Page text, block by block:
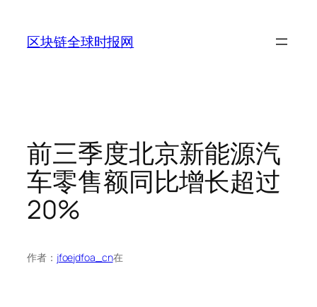
区块链全球时报网
前三季度北京新能源汽
车零售额同比增长超过
20%
作者： jfoejdfoa_cn在